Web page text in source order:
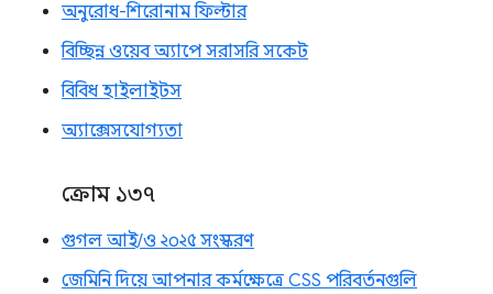
অনুরোধ-শিরোনাম ফিল্টার
বিচ্ছিন্ন ওয়েব অ্যাপে সরাসরি সকেট
বিবিধ হাইলাইটস
অ্যাক্সেসযোগ্যতা
ক্রোম ১৩৭
গুগল আই/ও ২০২৫ সংস্করণ
জেমিনি দিয়ে আপনার কর্মক্ষেত্রে CSS পরিবর্তনগুলি